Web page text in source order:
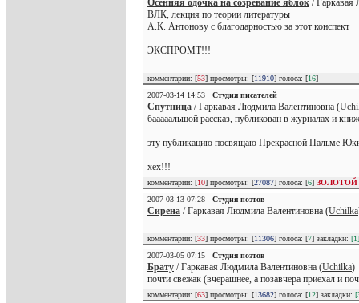
ВЛК, лекция по теории литературы
А.К. Антонову с благодарностью за этот конспект
ЭКСПРОМТ!!!
комментарии: [53] просмотры: [11910] голоса: [16]
2007-03-14 14:53
Студия писателей
Спутница / Гаркавая Людмила Валентиновна (
бааааальшой рассказ, публикован в журналах и
эту публикацию посвящаю Прекрасной Пальме
хех!!!
комментарии: [10] просмотры: [27087] голоса: [6]
2007-03-13 07:28
Студия поэтов
Сирена / Гаркавая Людмила Валентиновна (Uchilka
комментарии: [33] просмотры: [11306] голоса: [7] закладки: [1]
2007-03-05 07:15
Студия поэтов
Брату / Гаркавая Людмила Валентиновна (Uchilka)
почти свежак (вчерашнее, а позавчера приехал и
комментарии: [63] просмотры: [13682] голоса: [12] закладки: